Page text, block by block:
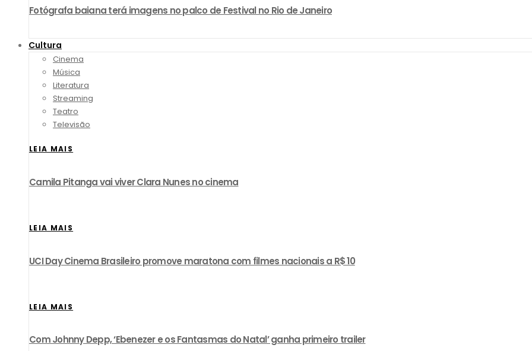
Fotógrafa baiana terá imagens no palco de Festival no Rio de Janeiro
Cultura
Cinema
Música
Literatura
Streaming
Teatro
Televisão
LEIA MAIS
Camila Pitanga vai viver Clara Nunes no cinema
LEIA MAIS
UCI Day Cinema Brasileiro promove maratona com filmes nacionais a R$ 10
LEIA MAIS
Com Johnny Depp, ‘Ebenezer e os Fantasmas do Natal’ ganha primeiro trailer